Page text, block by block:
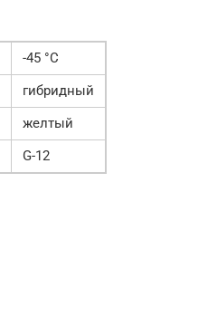
-45 °C
гибридный
желтый
G-12